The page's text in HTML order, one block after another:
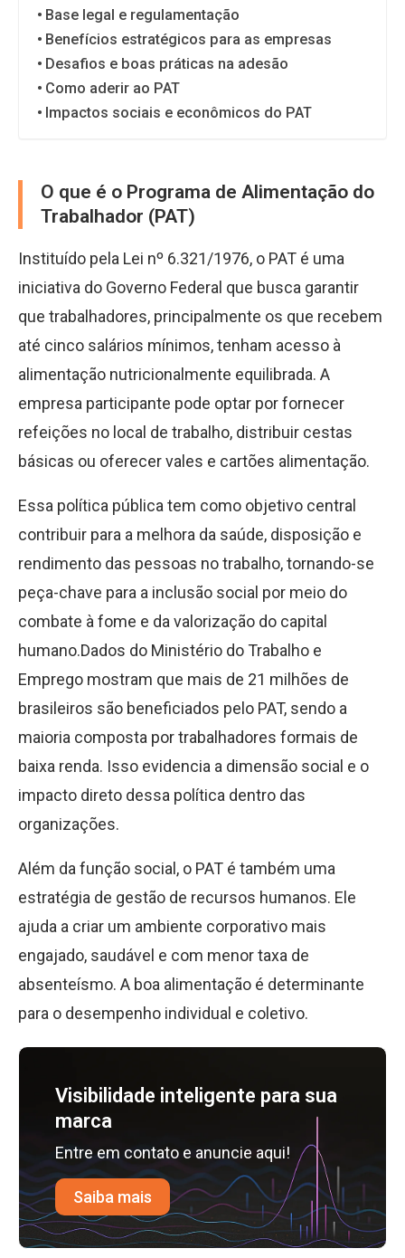
Base legal e regulamentação
Benefícios estratégicos para as empresas
Desafios e boas práticas na adesão
Como aderir ao PAT
Impactos sociais e econômicos do PAT
O que é o Programa de Alimentação do
Trabalhador (PAT)
Instituído pela Lei nº 6.321/1976, o PAT é uma
iniciativa do Governo Federal que busca garantir
que trabalhadores, principalmente os que recebem
até cinco salários mínimos, tenham acesso à
alimentação nutricionalmente equilibrada. A
empresa participante pode optar por fornecer
refeições no local de trabalho, distribuir cestas
básicas ou oferecer vales e cartões alimentação.
Essa política pública tem como objetivo central
contribuir para a melhora da saúde, disposição e
rendimento das pessoas no trabalho, tornando-se
peça-chave para a inclusão social por meio do
combate à fome e da valorização do capital
humano.Dados do Ministério do Trabalho e
Emprego mostram que mais de 21 milhões de
brasileiros são beneficiados pelo PAT, sendo a
maioria composta por trabalhadores formais de
baixa renda. Isso evidencia a dimensão social e o
impacto direto dessa política dentro das
organizações.
Além da função social, o PAT é também uma
estratégia de gestão de recursos humanos. Ele
ajuda a criar um ambiente corporativo mais
engajado, saudável e com menor taxa de
absenteísmo. A boa alimentação é determinante
para o desempenho individual e coletivo.
Visibilidade inteligente para sua
marca
Entre em contato e anuncie aqui!
Saiba mais